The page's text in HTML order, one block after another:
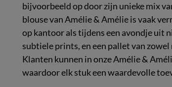
bijvoorbeeld op door zijn unieke mix
blouse van Amélie & Amélie is vaak
op kantoor als tijdens een avondje uit
subtiele prints, en een pallet van
Klanten kunnen in onze Amélie &
waardoor elk stuk een waardevolle